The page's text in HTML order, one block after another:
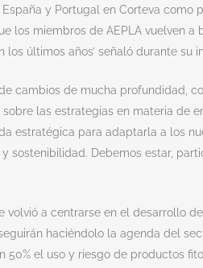
y Portugal en Corteva como
los miembros de AEPLA vuelven
los últimos años’ señaló durante su
cambios de mucha profundidad,
las estrategias en materia de
estratégica para adaptarla a los
sostenibilidad. Debemos estar,
volvió a centrarse en el desarrollo
haciéndolo la agenda del
50% el uso y riesgo de productos